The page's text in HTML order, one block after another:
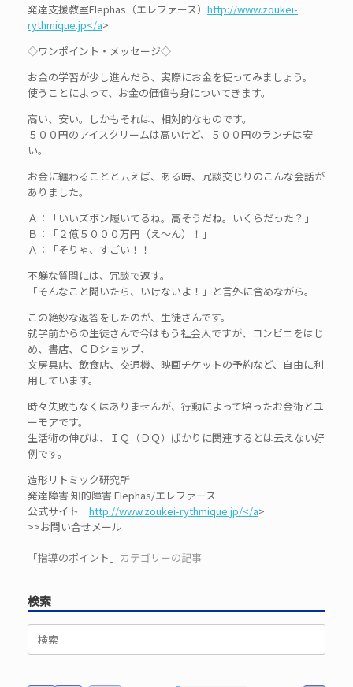
発達支援教室Elephas（エレファース） http://www.zoukei-
rythmique.jp</a>
◇ワンポイント・メッセージ◇
お金の学習が少し進んだら、実際にお金を使ってみましょう。
使うことによって、お金の価値も身についてきます。
高い、安い。しかもそれは、相対的なものです。
５００円のアイスクリームは高いけど、５００円のランチは安
い。
お金に纏わることと云えば、ある時、冗談交じりのこんな会話が
ありました。
Ａ：「いいズボン履いてるね。高そうだね。いくらだった？」
Ｂ：「２億５０００万円（え～ん）！」
Ａ：「そりゃ、すごい！！」
不躾な質問には、冗談で返す。
「そんなこと聞いたら、いけないよ！」と言外に含めながら。
この絶妙な返答をしたのが、生徒さんです。
就学前からの生徒さんで今はもう社会人ですが、コンビニをはじ
め、書店、ＣＤショップ、
文房具店、飲食店、交通機、映画チケットの予約など、自由に利
用しています。
時々失敗もなくはありませんが、行動によって培ったお金術とユ
ーモアです。
生活術の伸びは、ＩＱ（ＤＱ）ばかりに関連するとは云えない好
例です。
造形リトミック研究所
発達障害 知的障害 Elephas/エレファース
公式サイト http://www.zoukei-rythmique.jp/</a>
>>お問い合せメール
「指導のポイント」 カテゴリーの記事
検索